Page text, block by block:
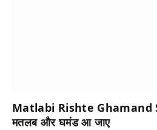
Matlabi Rishte Ghamand
मतलब और घमंड आ जाए